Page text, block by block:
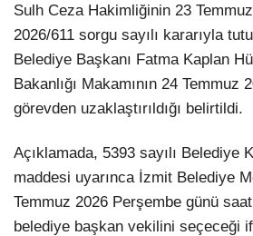
Sulh Ceza Hakimliğinin 23
2026/611 sorgu sayılı kararıyla
Belediye Başkanı Fatma Kaplan
Bakanlığı Makamının 24 Temmuz
görevden uzaklaştırıldığı belirtildi.
Açıklamada, 5393 sayılı Belediye
maddesi uyarınca İzmit Belediye
Temmuz 2026 Perşembe günü
belediye başkan vekilini seçeceği